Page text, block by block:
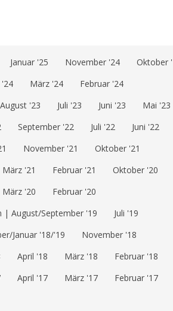
Januar '25 November '24
Oktober
'24 März '24
Februar '24
August '23 Juli '23 Juni '23
Mai '23
September '22 Juli '22
Juni '22
November '21
Oktober '21
März '21 Februar '21
Oktober '20
März '20
Februar '20
| August/September '19
Juli '19
Januar '18/'19
November '18
April '18 März '18
Februar '18
April '17 März '17
Februar '17